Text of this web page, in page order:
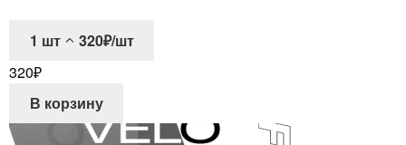
1 шт
320₽/шт
320₽
В корзину